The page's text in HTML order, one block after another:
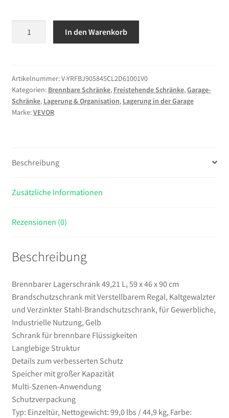
L,
59
x
46
Brandschutzschrank
Verstellbarem
Kaltgewalzter
Stahl-
für
Gewerbliche,
Industrielle
Nutzung,
Gelb
Menge
In den Warenkorb
Artikelnummer:V-YRFBJ905845CL2D61001V0
Kategorien: Brennbare Schränke, Freistehende Schränke,Garage-
Schränke, Lagerung & Organisation, Lagerung in der Garage
Marke:VEVOR
Beschreibung
Zusätzliche Informationen
Rezensionen (0)
Beschreibung
Brennbarer Lagerschrank 49,21 L, 59 x 46 x 90 cm
Brandschutzschrank mit Verstellbarem Regal, Kaltgewalzter
und Verzinkter Stahl-Brandschutzschrank, für Gewerbliche,
Industrielle Nutzung, Gelb
Schrank für brennbare Flüssigkeiten
Langlebige Struktur
Details zum verbesserten Schutz
Speicher mit großer Kapazität
Multi-Szenen-Anwendung
Schutzverpackung
Typ: Einzeltür, Nettogewicht: 99,0 lbs / 44,9 kg, Farbe: